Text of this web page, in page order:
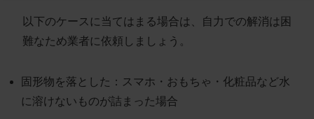
以下のケースに当てはまる場合は、
自力での解消は困
難なため業者に依頼しましょう 。
固形物を落とした ：スマホ・おもちゃ・化粧品など水
に溶けないものが詰まった場合